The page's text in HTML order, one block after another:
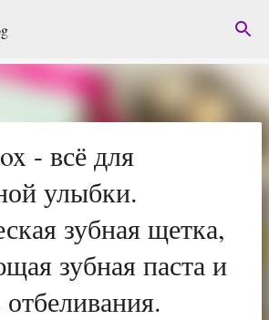
до основного вмісту
- всё для
улыбки.
зубная щетка,
зубная паста и